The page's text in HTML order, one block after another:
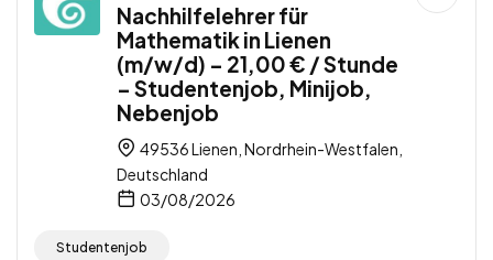
Nachhilfelehrer für
Mathematik in Lienen
(m/w/d) – 21,00 € / Stunde
– Studentenjob, Minijob,
Nebenjob
49536 Lienen, Nordrhein-Westfalen,
Deutschland
03/08/2026
Studentenjob